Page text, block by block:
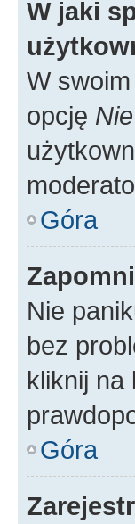
W jaki
W
opcję
Góra
Nie
bez
kliknij na
Góra